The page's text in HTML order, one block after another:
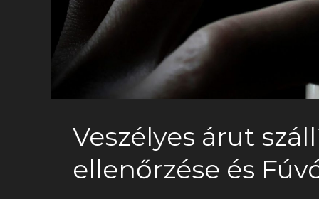
Veszélyes árut
ellenőrzése és